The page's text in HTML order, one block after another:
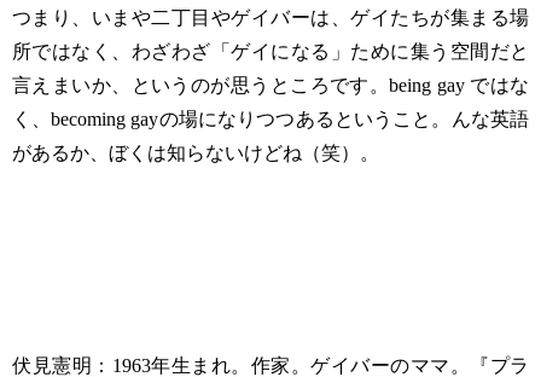
つまり、いまや二丁目やゲイバーは、ゲイたちが集まる場
所ではなく、わざわざ「ゲイになる」ために集う空間だと
言えまいか、というのが思うところです。being gay ではな
く、becoming gayの場になりつつあるということ。んな英語
があるか、ぼくは知らないけどね（笑）。
伏見憲明： 1963年生まれ。作家。ゲイバーのママ。『プラ